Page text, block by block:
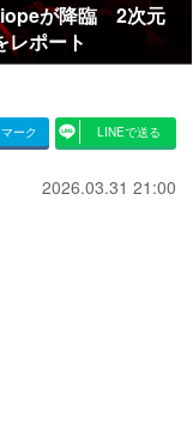
が降臨 2次元
レポート
ーク LINEで送る
2026.03.31 21:00